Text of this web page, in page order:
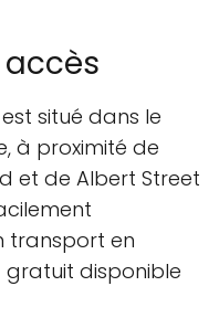
situé dans le
à proximité de
et de Albert Street
transport en
disponible